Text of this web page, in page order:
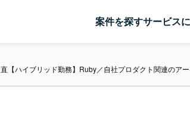
案件を探すサービス
【ハイブリッド勤務】Ruby／自社プロダクト関連のアー